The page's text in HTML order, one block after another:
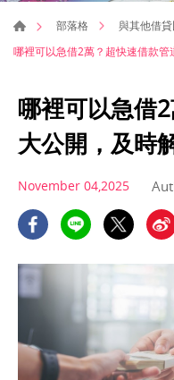
部落格
與其他借
哪裡可以急借2萬？超快速借款
哪裡可以急借
大公開，及時
November 04,2025